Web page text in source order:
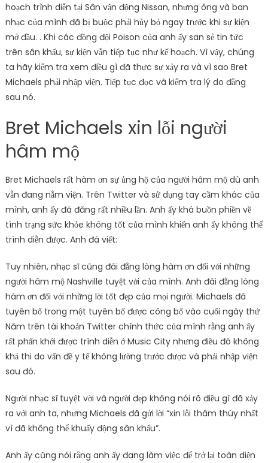
hoạch trình diễn tại Sân vận động Nissan, nhưng ông và ban
nhạc của mình đã bị buộc phải hủy bỏ ngay trước khi sự kiện
mở đầu. . Khi các đồng đội Poison của anh ấy san sẻ tin tức
trên sân khấu, sự kiện vẫn tiếp tục như kế hoạch. Vì vậy, chúng
ta hãy kiểm tra xem điều gì đã thực sự xảy ra và vì sao Bret
Michaels phải nhập viện. Tiếp tục đọc và kiểm tra lý do đằng
sau nó.
Bret Michaels xin lỗi người
hâm mộ
Bret Michaels rất hàm ơn sự ủng hộ của người hâm mộ dù anh
vẫn đang nằm viện. Trên Twitter và sử dụng tay cầm khác của
mình, anh ấy đã đăng rất nhiều lần. Anh ấy khá buồn phiền về
tình trạng sức khỏe không tốt của mình khiến anh ấy không thể
trình diễn được. Anh đã viết:
Tuy nhiên, nhạc sĩ cũng đãi đằng lòng hàm ơn đối với những
người hâm mộ Nashville tuyệt vời của mình. Anh đãi đằng lòng
hàm ơn đối với những lời tốt đẹp của mọi người. Michaels đã
tuyên bố trong một tuyên bố được công bố vào cuối ngày thứ
Năm trên tài khoản Twitter chính thức của mình rằng anh ấy
rất phấn khởi được trình diễn ở Music City nhưng điều đó không
khả thi do vấn đề y tế không lường trước được và phải nhập viện
sau đó.
Người nhạc sĩ tuyệt vời và người đẹp không nói rõ điều gì đã xảy
ra với anh ta, nhưng Michaels đã gửi lời “xin lỗi thâm thúy nhất
vì đã không thể khuấy động sân khấu”.
Anh ấy cũng nói rằng anh ấy đang làm việc để trở lại toàn diện